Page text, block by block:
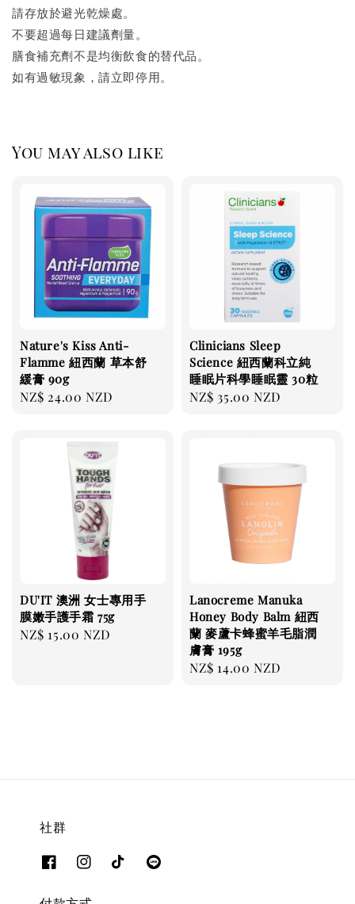
請存放於避光乾燥處。
不要超過每日建議劑量。
膳食補充劑不是均衡飲食的替代品。
如有過敏現象，請立即停用。
You may also like
Nature's Kiss Anti-
Flamme 紐西蘭 草本舒
緩膏 90g
Regular
NZ$ 24.00 NZD
Clinicians Sleep
Science 紐西蘭科立純
睡眠片科學睡眠靈 30粒
Regular
NZ$ 35.00 NZD
DU'IT 澳洲 女士專用手
膜嫩手護手霜 75g
Regular
NZ$ 15.00 NZD
Lanocreme Manuka
Honey Body Balm 紐西
蘭 麥蘆卡蜂蜜羊毛脂潤
膚膏 195g
Regular
NZ$ 14.00 NZD
社群